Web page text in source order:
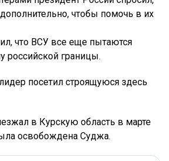
чтобы помочь в их
что ВСУ все еще пытаются
российской границы.
посетил строящуюся здесь
в Курскую область в марте
освобождена Суджа.